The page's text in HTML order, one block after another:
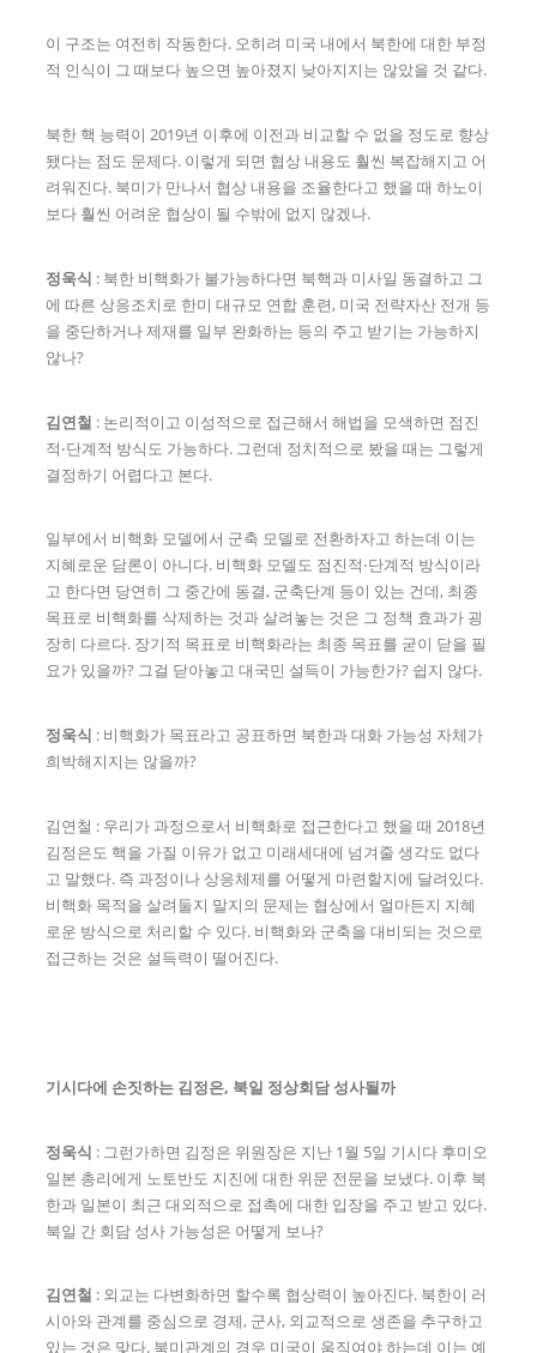
이 구조는 여전히 작동한다. 오히려 미국 내에서 북한에 대한 부정
적 인식이 그 때보다 높으면 높아졌지 낮아지지는 않았을 것 같다.
북한 핵 능력이 2019년 이후에 이전과 비교할 수 없을 정도로 향상
됐다는 점도 문제다. 이렇게 되면 협상 내용도 훨씬 복잡해지고 어
려워진다. 북미가 만나서 협상 내용을 조율한다고 했을 때 하노이
보다 훨씬 어려운 협상이 될 수밖에 없지 않겠나.
정욱식 : 북한 비핵화가 불가능하다면 북핵과 미사일 동결하고 그
에 따른 상응조치로 한미 대규모 연합 훈련, 미국 전략자산 전개 등
을 중단하거나 제재를 일부 완화하는 등의 주고 받기는 가능하지
않나?
김연철 : 논리적이고 이성적으로 접근해서 해법을 모색하면 점진
적‧단계적 방식도 가능하다. 그런데 정치적으로 봤을 때는 그렇게
결정하기 어렵다고 본다.
일부에서 비핵화 모델에서 군축 모델로 전환하자고 하는데 이는
지혜로운 담론이 아니다. 비핵화 모델도 점진적‧단계적 방식이라
고 한다면 당연히 그 중간에 동결, 군축단계 등이 있는 건데, 최종
목표로 비핵화를 삭제하는 것과 살려놓는 것은 그 정책 효과가 굉
장히 다르다. 장기적 목표로 비핵화라는 최종 목표를 굳이 닫을 필
요가 있을까? 그걸 닫아놓고 대국민 설득이 가능한가? 쉽지 않다.
정욱식 : 비핵화가 목표라고 공표하면 북한과 대화 가능성 자체가
희박해지지는 않을까?
김연철 : 우리가 과정으로서 비핵화로 접근한다고 했을 때 2018년
김정은도 핵을 가질 이유가 없고 미래세대에 넘겨줄 생각도 없다
고 말했다. 즉 과정이나 상응체제를 어떻게 마련할지에 달려있다.
비핵화 목적을 살려둘지 말지의 문제는 협상에서 얼마든지 지혜
로운 방식으로 처리할 수 있다. 비핵화와 군축을 대비되는 것으로
접근하는 것은 설득력이 떨어진다.
기시다에 손짓하는 김정은, 북일 정상회담 성사될까
정욱식 : 그런가하면 김정은 위원장은 지난 1월 5일 기시다 후미오
일본 총리에게 노토반도 지진에 대한 위문 전문을 보냈다. 이후 북
한과 일본이 최근 대외적으로 접촉에 대한 입장을 주고 받고 있다.
북일 간 회담 성사 가능성은 어떻게 보나?
김연철 : 외교는 다변화하면 할수록 협상력이 높아진다. 북한이 러
시아와 관계를 중심으로 경제, 군사, 외교적으로 생존을 추구하고
있는 것은 맞다. 북미관계의 경우 미국이 움직여야 하는데 이는 예